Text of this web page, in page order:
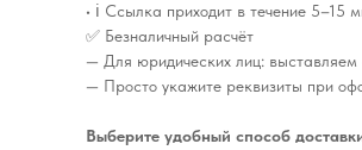
• ℹ️ Ссылка приходит в течение 5–15
✅ Безналичный расчёт
— Для юридических лиц:
— Просто укажите реквизиты при
Выберите удобный способ